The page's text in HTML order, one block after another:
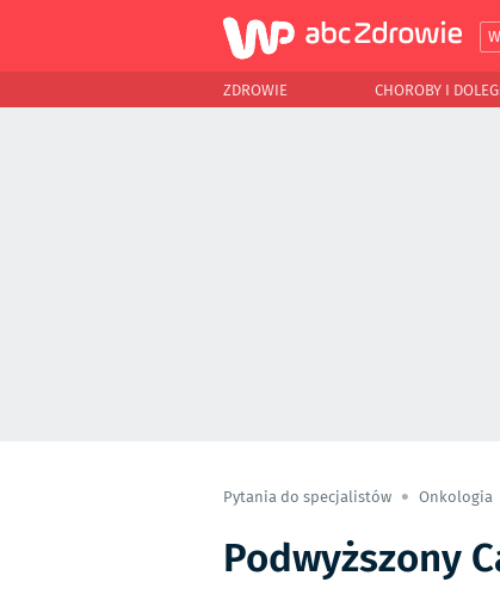
ZDROWIE CHOROBY I
Pytania do specjalistów Onkologia
Podwyższony